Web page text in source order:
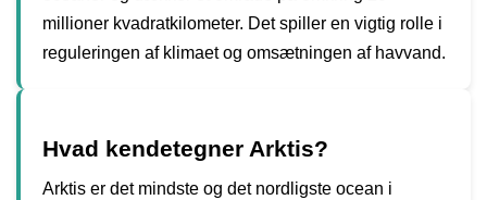
millioner kvadratkilometer. Det spiller en vigtig rolle i
reguleringen af klimaet og omsætningen af havvand.
Hvad kendetegner Arktis?
Arktis er det mindste og det nordligste ocean i